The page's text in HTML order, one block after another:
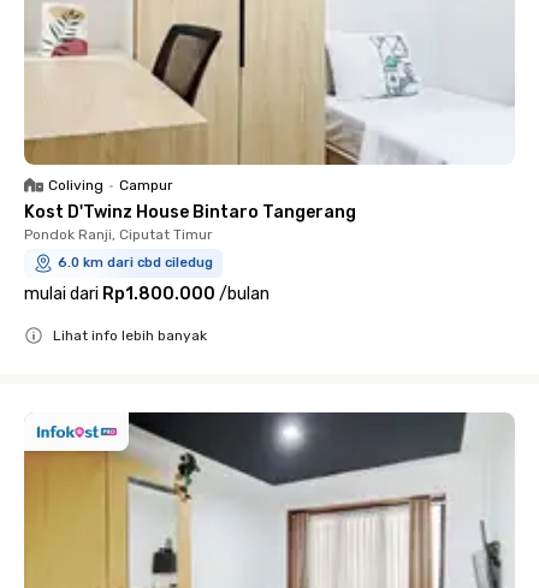
Coliving • Campur
Kost D'Twinz House Bintaro Tangerang
Pondok Ranji, Ciputat Timur
6.0 km dari cbd ciledug
mulai dari Rp1.800.000 /bulan
Lihat info lebih banyak